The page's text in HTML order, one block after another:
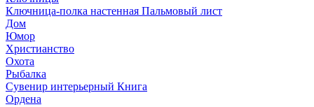
Ключница-полка настенная Пальмовый лист
Дом
Юмор
Христианство
Охота
Рыбалка
Сувенир интерьерный Книга
Ордена